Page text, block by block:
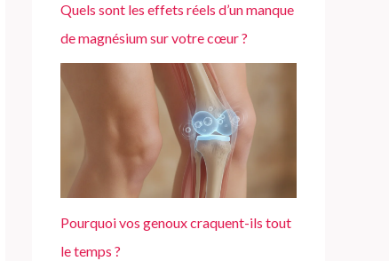
Quels sont les effets réels d’un manque
de magnésium sur votre cœur ?
Pourquoi vos genoux craquent-ils tout
le temps ?